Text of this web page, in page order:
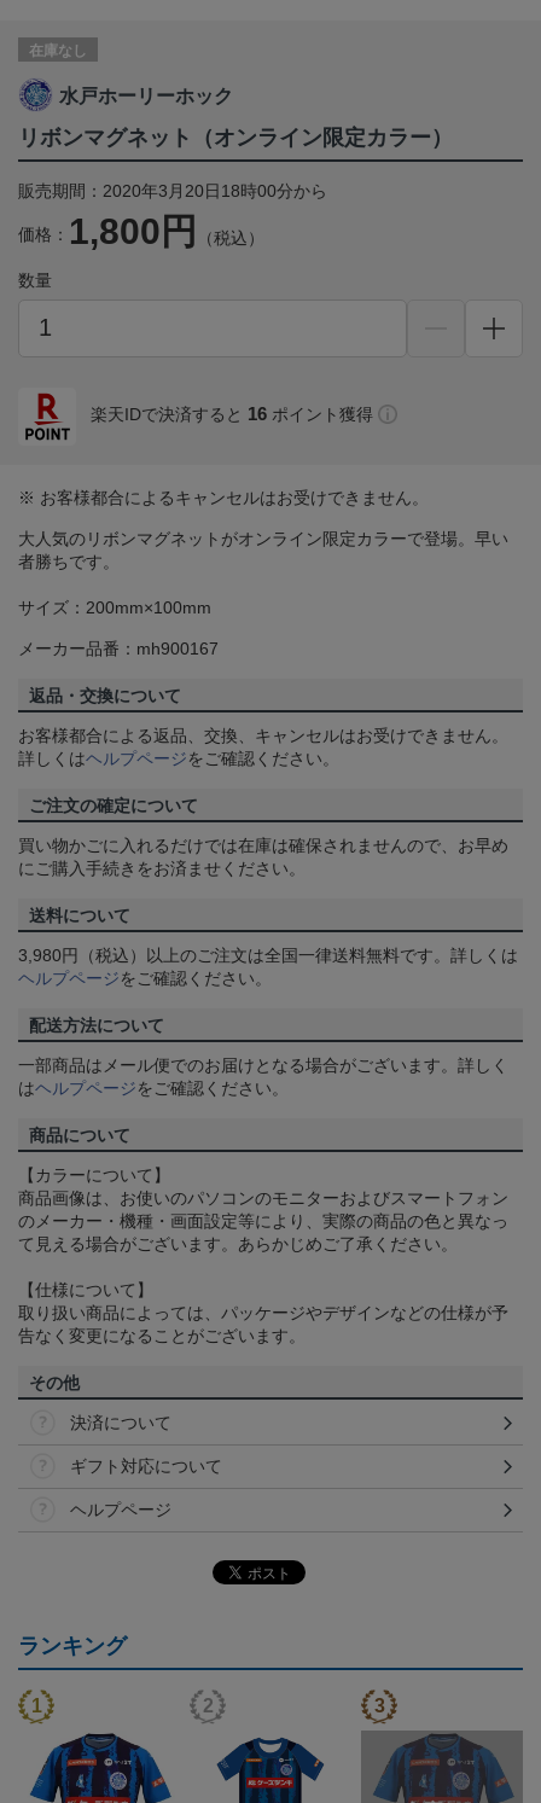
在庫なし
水戸ホーリーホック
リボンマグネット（オンライン限定カラー）
販売期間：2020年3月20日18時00分から
価格： 1,800円 （税込）
数量
楽天IDで決済すると 16 ポイント獲得
※ お客様都合によるキャンセルはお受けできません。
大人気のリボンマグネットがオンライン限定カラーで登場。早い
者勝ちです。
サイズ：200mm×100mm
メーカー品番：mh900167
返品・交換について
お客様都合による返品、交換、キャンセルはお受けできません。
詳しくはヘルプページをご確認ください。
ご注文の確定について
買い物かごに入れるだけでは在庫は確保されませんので、お早め
にご購入手続きをお済ませください。
送料について
3,980円（税込）以上のご注文は全国一律送料無料です。詳しくは
ヘルプページをご確認ください。
配送方法について
一部商品はメール便でのお届けとなる場合がございます。詳しく
はヘルプページをご確認ください。
商品について
【カラーについて】
商品画像は、お使いのパソコンのモニターおよびスマートフォン
のメーカー・機種・画面設定等により、実際の商品の色と異なっ
て見える場合がございます。あらかじめご了承ください。
【仕様について】
取り扱い商品によっては、パッケージやデザインなどの仕様が予
告なく変更になることがございます。
その他
決済について
ギフト対応について
ヘルプページ
ランキング